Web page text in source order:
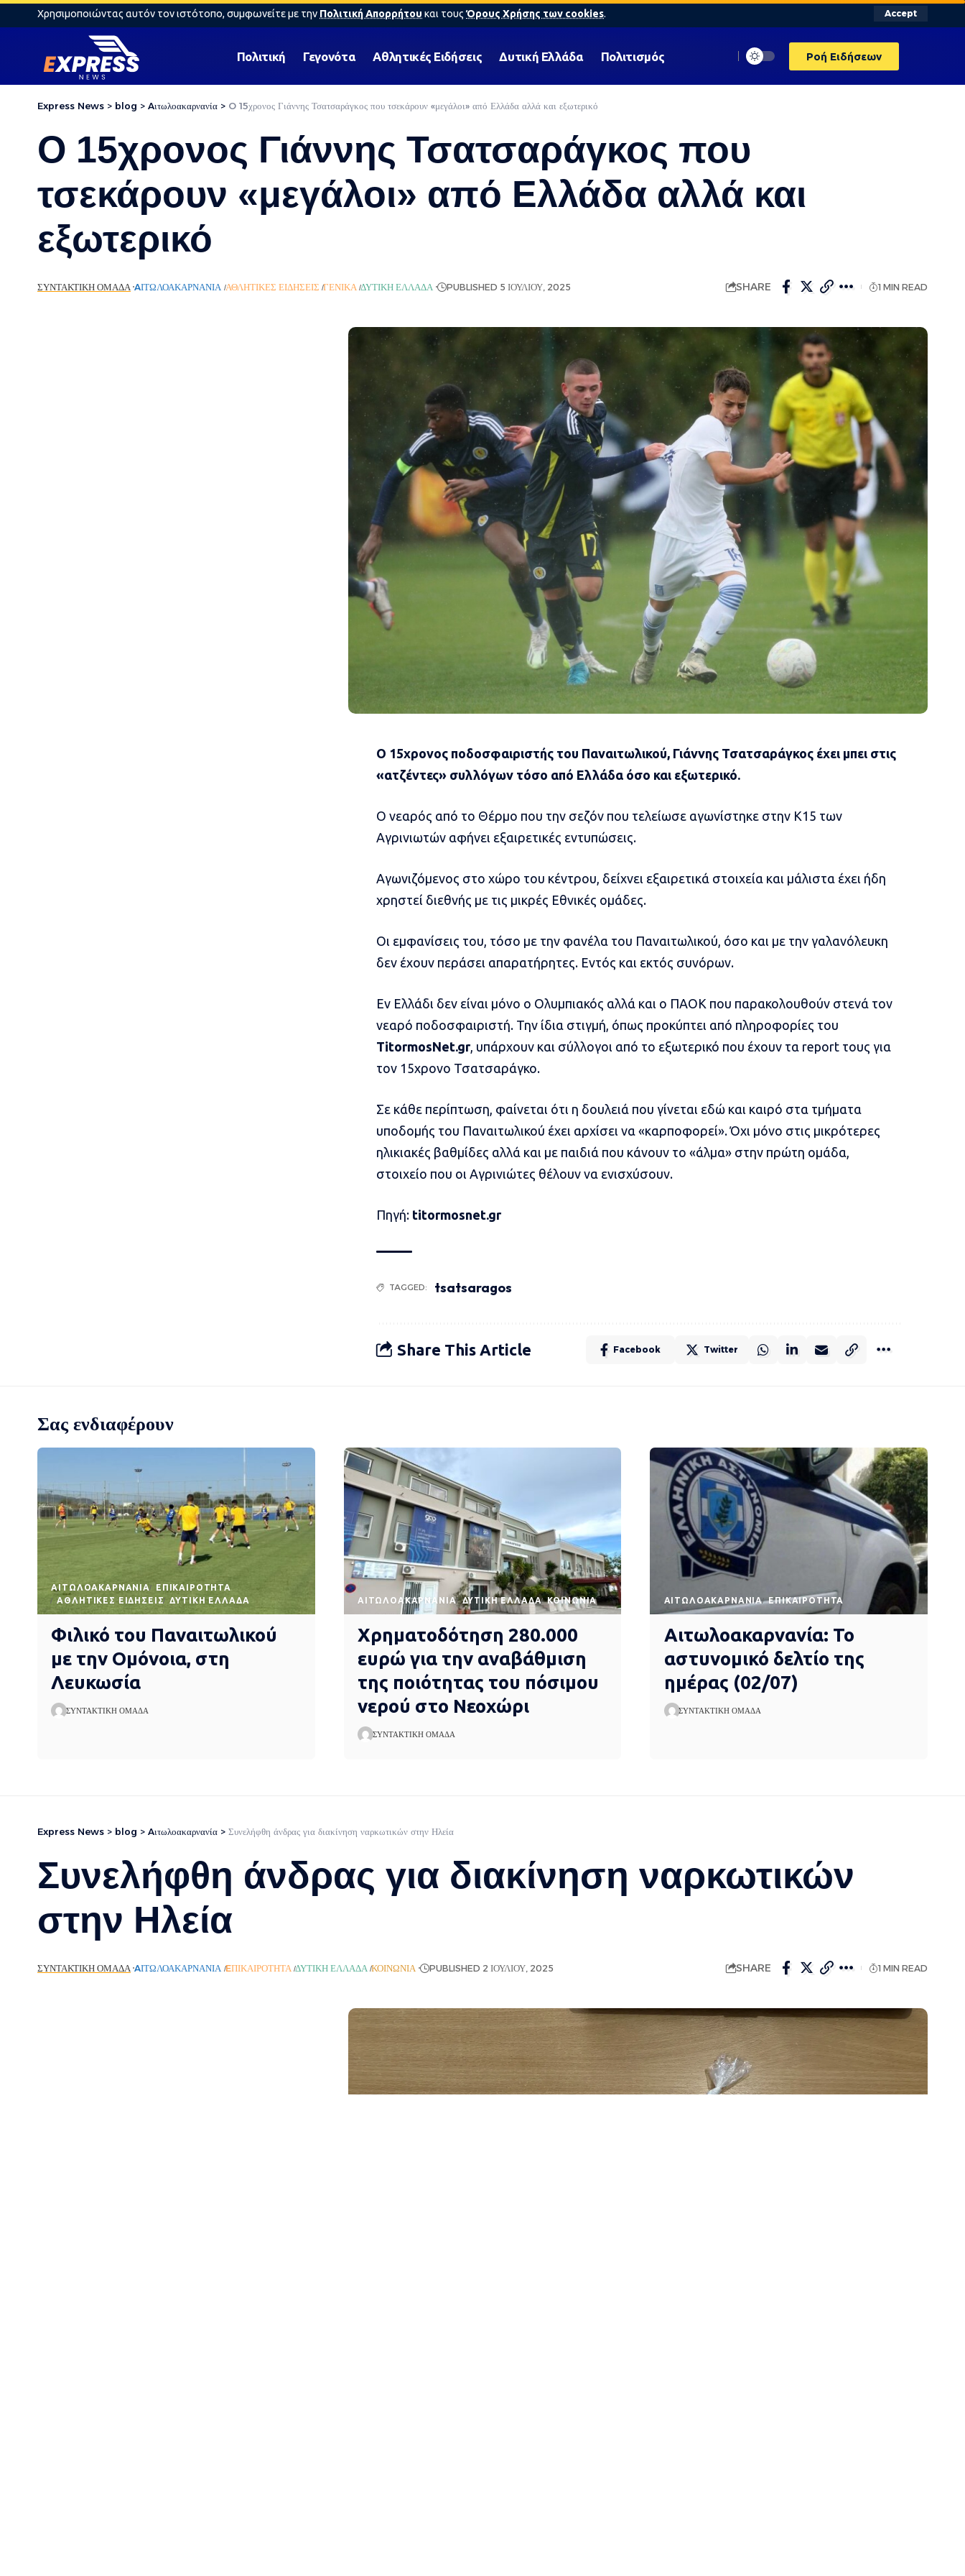
Χρησιμοποιώντας αυτόν τον ιστότοπο, συμφωνείτε με την Πολιτική Απορρήτου και τους Όρους Χρήσης των cookies. Accept
Πολιτική Γεγονότα Αθλητικές Ειδήσεις Δυτική Ελλάδα Πολιτισμός Ροή Ειδήσεων
Express News > blog > Aιτωλοακαρνανία > O 15χρονος Γιάννης Τσατσαράγκος που τσεκάρουν «μεγάλοι» από Ελλάδα αλλά και εξωτερικό
O 15χρονος Γιάννης Τσατσαράγκος που
τσεκάρουν «μεγάλοι» από Ελλάδα αλλά και
εξωτερικό
ΣΥΝΤΑΚΤΙΚΉ ΟΜΆΔΑ AΙΤΩΛΟΑΚΑΡΝΑΝΊΑ ΑΘΛΗΤΙΚΈΣ ΕΙΔΉΣΕΙΣ ΓΕΝΙΚΆ ΔΥΤΙΚΉ ΕΛΛΆΔΑ PUBLISHED 5 ΙΟΥΛΊΟΥ, 2025 SHARE 1 MIN READ
Ο 15χρονος ποδοσφαιριστής του Παναιτωλικού, Γιάννης Τσατσαράγκος έχει μπει στις
«ατζέντες» συλλόγων τόσο από Ελλάδα όσο και εξωτερικό.
Ο νεαρός από το Θέρμο που την σεζόν που τελείωσε αγωνίστηκε στην Κ15 των
Αγρινιωτών αφήνει εξαιρετικές εντυπώσεις.
Αγωνιζόμενος στο χώρο του κέντρου, δείχνει εξαιρετικά στοιχεία και μάλιστα έχει ήδη
χρηστεί διεθνής με τις μικρές Εθνικές ομάδες.
Οι εμφανίσεις του, τόσο με την φανέλα του Παναιτωλικού, όσο και με την γαλανόλευκη
δεν έχουν περάσει απαρατήρητες. Εντός και εκτός συνόρων.
Εν Ελλάδι δεν είναι μόνο ο Ολυμπιακός αλλά και ο ΠΑΟΚ που παρακολουθούν στενά τον
νεαρό ποδοσφαιριστή. Την ίδια στιγμή, όπως προκύπτει από πληροφορίες του
TitormosNet.gr, υπάρχουν και σύλλογοι από το εξωτερικό που έχουν τα report τους για
τον 15χρονο Τσατσαράγκο.
Σε κάθε περίπτωση, φαίνεται ότι η δουλειά που γίνεται εδώ και καιρό στα τμήματα
υποδομής του Παναιτωλικού έχει αρχίσει να «καρποφορεί». Όχι μόνο στις μικρότερες
ηλικιακές βαθμίδες αλλά και με παιδιά που κάνουν το «άλμα» στην πρώτη ομάδα,
στοιχείο που οι Αγρινιώτες θέλουν να ενισχύσουν.
Πηγή: titormosnet.gr
TAGGED: tsatsaragos
Share This Article Facebook Twitter
Σας ενδιαφέρουν
AΙΤΩΛΟΑΚΑΡΝΑΝΊΑ
EΠΙΚΑΙΡΌΤΗΤΑ
ΑΘΛΗΤΙΚΈΣ ΕΙΔΉΣΕΙΣ
ΔΥΤΙΚΉ ΕΛΛΆΔΑ
Φιλικό του Παναιτωλικού
με την Ομόνοια, στη
Λευκωσία
ΣΥΝΤΑΚΤΙΚΉ ΟΜΆΔΑ
AΙΤΩΛΟΑΚΑΡΝΑΝΊΑ ΔΥΤΙΚΉ ΕΛΛΆΔΑ ΚΟΙΝΩΝΊΑ
Χρηματοδότηση 280.000
ευρώ για την αναβάθμιση
της ποιότητας του πόσιμου
νερού στο Νεοχώρι
ΣΥΝΤΑΚΤΙΚΉ ΟΜΆΔΑ
AΙΤΩΛΟΑΚΑΡΝΑΝΊΑ EΠΙΚΑΙΡΌΤΗΤΑ
Αιτωλοακαρνανία: Το
αστυνομικό δελτίο της
ημέρας (02/07)
ΣΥΝΤΑΚΤΙΚΉ ΟΜΆΔΑ
Express News > blog > Aιτωλοακαρνανία > Συνελήφθη άνδρας για διακίνηση ναρκωτικών στην Ηλεία
Συνελήφθη άνδρας για διακίνηση ναρκωτικών
στην Ηλεία
ΣΥΝΤΑΚΤΙΚΉ ΟΜΆΔΑ AΙΤΩΛΟΑΚΑΡΝΑΝΊΑ EΠΙΚΑΙΡΌΤΗΤΑ ΔΥΤΙΚΉ ΕΛΛΆΔΑ ΚΟΙΝΩΝΊΑ PUBLISHED 2 ΙΟΥΛΊΟΥ, 2025 SHARE 1 MIN READ